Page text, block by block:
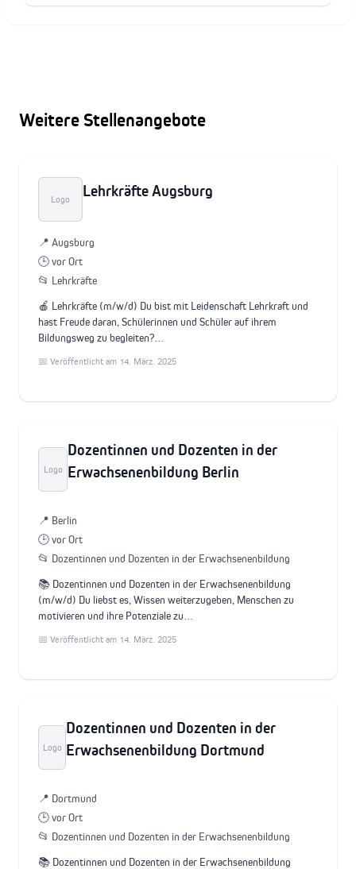
Weitere Stellenangebote
Logo Lehrkräfte Augsburg
📍 Augsburg
🕒 vor Ort
📂 Lehrkräfte
🍎 Lehrkräfte (m/w/d) Du bist mit Leidenschaft Lehrkraft und
hast Freude daran, Schülerinnen und Schüler auf ihrem
Bildungsweg zu begleiten?…
📅 Veröffentlicht am 14. März. 2025
Logo
Dozentinnen und Dozenten in der
Erwachsenenbildung Berlin
📍 Berlin
🕒 vor Ort
📂 Dozentinnen und Dozenten in der Erwachsenenbildung
📚 Dozentinnen und Dozenten in der Erwachsenenbildung
(m/w/d) Du liebst es, Wissen weiterzugeben, Menschen zu
motivieren und ihre Potenziale zu…
📅 Veröffentlicht am 14. März. 2025
Logo
Dozentinnen und Dozenten in der
Erwachsenenbildung Dortmund
📍 Dortmund
🕒 vor Ort
📂 Dozentinnen und Dozenten in der Erwachsenenbildung
📚 Dozentinnen und Dozenten in der Erwachsenenbildung